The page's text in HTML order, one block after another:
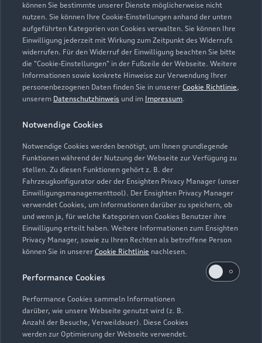
können Sie bestimmte unserer Dienste möglicherweise nicht
nutzen. Sie können Ihre Cookie-Einstellungen anhand der unten
aufgeführten Kategorien von Cookies verwalten. Sie können Ihre
Einwilligung jederzeit mit Wirkung zum Zeitpunkt des Widerrufs
widerrufen. Für den Widerruf der Einwilligung beachten Sie bitte
die "Cookie-Einstellungen" in der Fußzeile der Webseite. Weitere
Informationen sowie konkrete Hinweise zur Verwendung Ihrer
personenbezogenen Daten finden Sie in unserer Cookie Richtlinie,
unserem Datenschutzhinweis und im Impressum.
Notwendige Cookies
Notwendige Cookies werden benötigt, um Ihnen grundlegende
Funktionen während der Nutzung der Webseite zur Verfügung zu
stellen. Zu diesen Funktionen gehört z. B. der
Fahrzeugkonfigurator oder der Ensighten Privacy Manager (unser
Einwilligungsmanagementtool). Der Ensighten Privacy Manager
verwendet Cookies, um Informationen darüber zu speichern, ob
und wenn ja, für welche Kategorien von Cookies Benutzer ihre
Einwilligung erteilt haben. Weitere Informationen zum Ensighten
Privacy Manager, sowie zu Ihren Rechten als betroffene Person
können Sie in unserer Cookie Richtlinie nachlesen.
Performance Cookies
Performance Cookies sammeln Informationen
darüber, wie unsere Webseite genutzt wird (z. B.
Anzahl der Besuche, Verweildauer). Diese Cookies
werden zur Optimierung der Webseite verwendet.
Lederpflege-Set
Praktisches Set zur intensiven Reinigung und
Pflege von Leder und Kunstleder.
Zur Audi Shopping World